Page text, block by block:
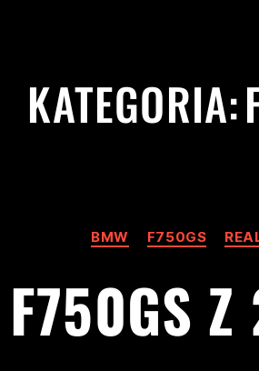
KATEGORIA:
BMW F750GS